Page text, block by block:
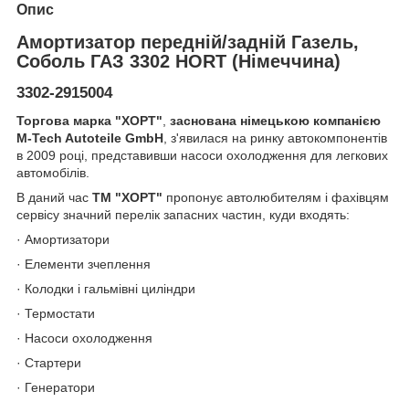
Опис
Амортизатор передній/задній Газель,
Соболь ГАЗ 3302 HORT (Німеччина)
3302-2915004
Торгова марка "ХОРТ", заснована німецькою компанією
M-Tech Autoteile GmbH, з'явилася на ринку автокомпонентів
в 2009 році, представивши насоси охолодження для легкових
автомобілів.
В даний час ТМ "ХОРТ" пропонує автолюбителям і фахівцям
сервісу значний перелік запасних частин, куди входять:
· Амортизатори
· Елементи зчеплення
· Колодки і гальмівні циліндри
· Термостати
· Насоси охолодження
· Стартери
· Генератори